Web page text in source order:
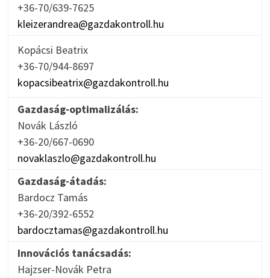
+36-70/639-7625
kleizerandrea@gazdakontroll.hu
Kopácsi Beatrix
+36-70/944-8697
kopacsibeatrix@gazdakontroll.hu
Gazdaság-optimalizálás:
Novák László
+36-20/667-0690
novaklaszlo@gazdakontroll.hu
Gazdaság-átadás:
Bardocz Tamás
+36-20/392-6552
bardocztamas@gazdakontroll.hu
Innovációs tanácsadás:
Hajzser-Novák Petra